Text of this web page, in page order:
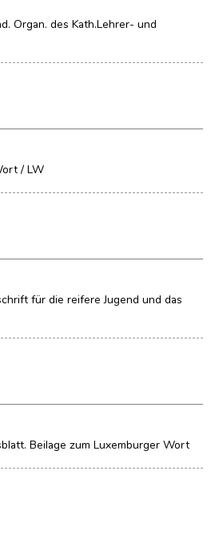
Organ. des Kath.Lehrer- und
/ LW
für die reifere Jugend und das
Beilage zum Luxemburger Wort